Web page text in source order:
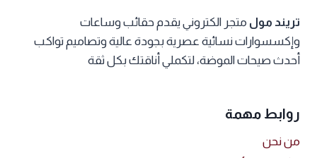
على
صفحة
المنتج
على
صفحة
المنتج
تريند مول متجر الكتروني يقدم حقائب وساعات
وإكسسوارات نسائية عصرية بجودة عالية وتصاميم تواكب
أحدث صيحات الموضة، لتكملي أناقتك بكل ثقة
روابط مهمة
من نحن